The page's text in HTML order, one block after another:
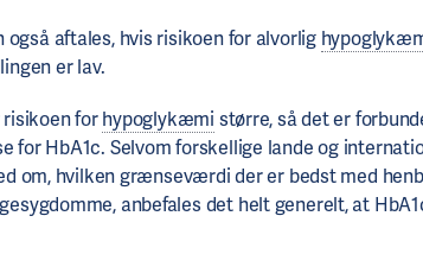
også aftales, hvis risikoen for alvorlig
er lav.
risikoen forhypoglykæmi større, så det er
for HbA1c. Selvom forskellige lande og
om, hvilken grænseværdi der er bedst med
anbefales det helt generelt, at